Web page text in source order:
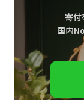
寄付
国内